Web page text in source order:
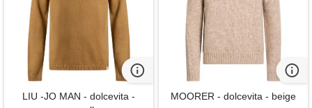
LIU -JO MAN - dolcevita -
MOORER - dolcevita - beige